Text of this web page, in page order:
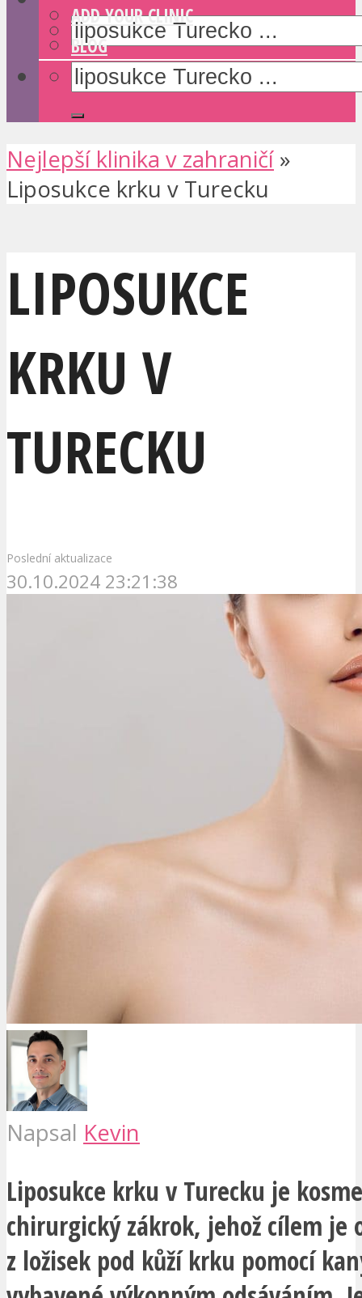
ADD YOUR CLINIC
BLOG
Nejlepší klinika v zahraničí »
Liposukce krku v Turecku
LIPOSUKCE
KRKU V
TURECKU
Poslední aktualizace
30.10.2024 23:21:38
Napsal Kevin
Liposukce krku v Turecku je
chirurgický zákrok, jehož cílem
z ložisek pod kůží krku pomocí